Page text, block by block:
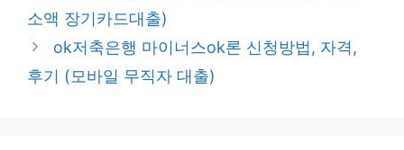
리
소액 장기카드대출)
ok저축은행 마이너스ok론 신청방법, 자격,
후기 (모바일 무직자 대출)